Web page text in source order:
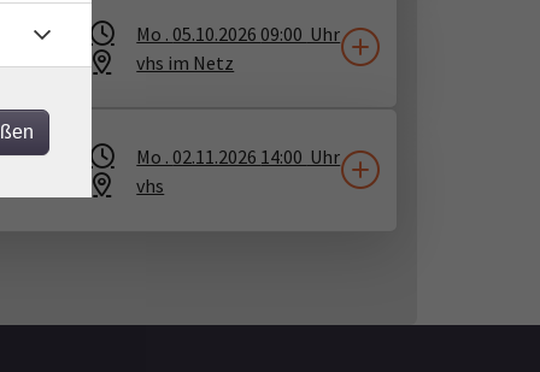
Mo . 05.10.2026 09:00 Uhr
vhs im Netz
Mo . 02.11.2026 14:00 Uhr
vhs